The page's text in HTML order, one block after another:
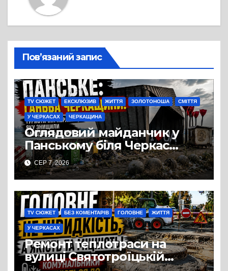
Пов’язаний запис
TV СЮЖЕТ ЕКСКЛЮЗИВ ЖИТТЯ ЗОЛОТОНОША СМІТТЯ
У ЧЕРКАСАХ ЧЕРКАЩИНА
Оглядовий майданчик у
Панському біля Черкас
перетворився на занедбане
сміттєзвалище
СЕР 7, 2026
TV СЮЖЕТ БЕЗ КОМЕНТАРІВ ГОЛОВНЕ ЖИТТЯ
У ЧЕРКАСАХ
Ремонт теплотраси на
вулиці Святотроїцькій